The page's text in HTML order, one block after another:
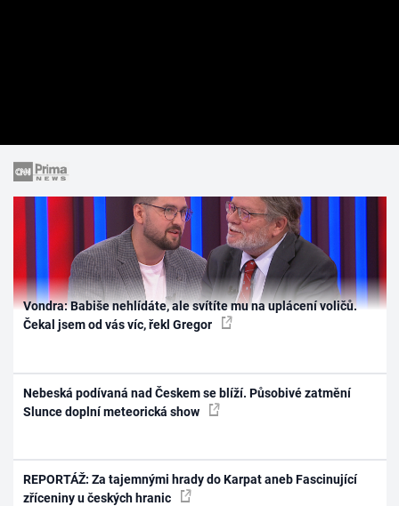
Vondra: Babiše nehlídáte, ale svítíte mu na uplácení voličů.
Čekal jsem od vás víc, řekl Gregor
Nebeská podívaná nad Českem se blíží. Působivé zatmění
Slunce doplní meteorická show
REPORTÁŽ: Za tajemnými hrady do Karpat aneb Fascinující
zříceniny u českých hranic